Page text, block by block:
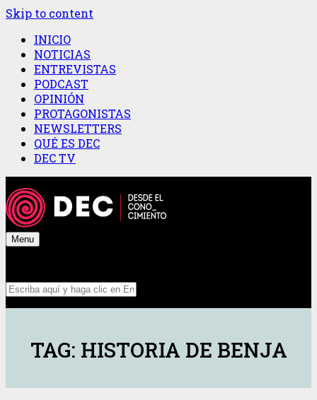
Skip to content
INICIO
NOTICIAS
ENTREVISTAS
PODCAST
OPINIÓN
PROTAGONISTAS
NEWSLETTERS
QUÉ ES DEC
DEC TV
Menu
TAG: HISTORIA DE BENJA